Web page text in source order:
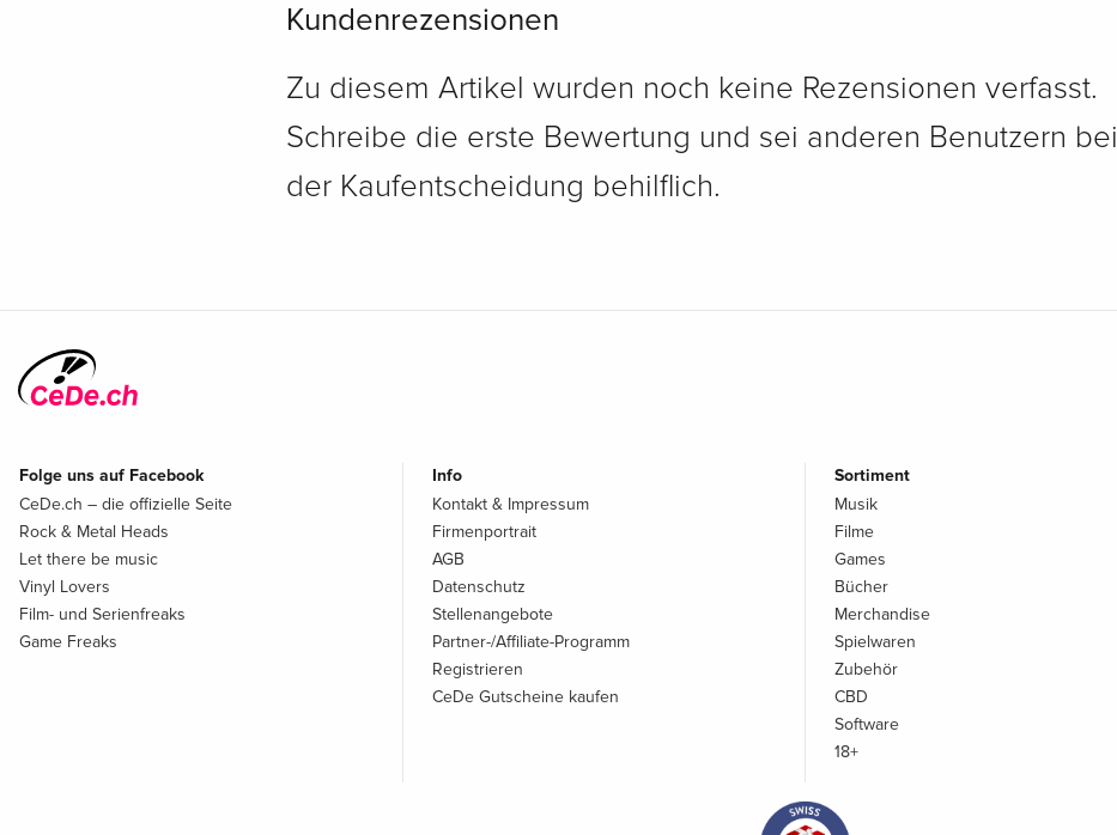
Kundenrezensionen
Zu diesem Artikel wurden noch keine Rezensionen verfasst.
Schreibe die erste Bewertung und sei anderen Benutzern bei
der Kaufentscheidung behilflich.
Folge uns auf Facebook
CeDe.ch – die offizielle Seite
Rock & Metal Heads
Let there be music
Vinyl Lovers
Film- und Serienfreaks
Game Freaks
Info
Kontakt & Impressum
Firmenportrait
AGB
Datenschutz
Stellenangebote
Partner-/Affiliate-Programm
Registrieren
CeDe Gutscheine kaufen
Sortiment
Musik
Filme
Games
Bücher
Merchandise
Spielwaren
Zubehör
CBD
Software
18+